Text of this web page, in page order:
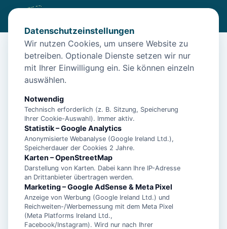
/Unterkünfte /Norden/Ferienwohnung in Norden
Ferienwohnung in Norden
Datenschutzeinstellungen
Wir nutzen Cookies, um unsere Website zu
betreiben. Optionale Dienste setzen wir nur
mit Ihrer Einwilligung ein. Sie können einzeln
auswählen.
Notwendig
Technisch erforderlich (z. B. Sitzung, Speicherung
Ihrer Cookie-Auswahl). Immer aktiv.
Statistik – Google Analytics
Anonymisierte Webanalyse (Google Ireland Ltd.),
Speicherdauer der Cookies 2 Jahre.
Karten – OpenStreetMap
Darstellung von Karten. Dabei kann Ihre IP-Adresse
an Drittanbieter übertragen werden.
Marketing – Google AdSense & Meta Pixel
Anzeige von Werbung (Google Ireland Ltd.) und
Reichweiten-/Werbemessung mit dem Meta Pixel
(Meta Platforms Ireland Ltd.,
Facebook/Instagram). Wird nur nach Ihrer